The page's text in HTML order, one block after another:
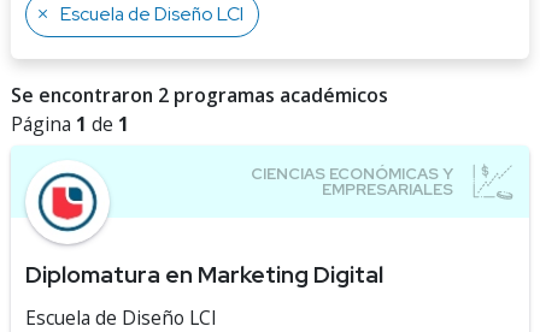
Escuela de Diseño LCI
Se encontraron 2 programas académicos
Página 1 de 1
Diplomatura en Marketing Digital
Escuela de Diseño LCI